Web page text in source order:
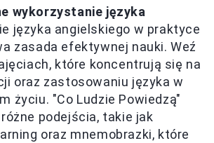
wykorzystanie języka
języka angielskiego w praktyce
zasada efektywnej nauki. Weź
które koncentrują się na
oraz zastosowaniu języka w
życiu. "Co Ludzie Powiedzą"
podejścia, takie jak
oraz mnemobrazki, które